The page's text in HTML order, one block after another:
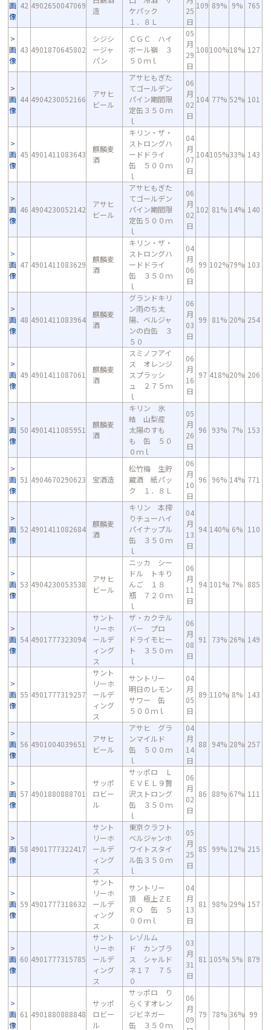
画
像
42 4902650047069
造
ケパック
１．８Ｌ
25
日
109 89% 9% 765
画
像
43 4901870645802
シジシ
ージャ
パン
ＣＧＣ ハイ
ボール嶺 ３
５０ｍｌ
05
月
29
日
108100%18% 127
画
像
44 4904230052166
アサヒ
ビール
アサヒもぎた
てゴールデン
パイン期間限
定缶３５０ｍ
ｌ
06
月
02
日
104 77% 52% 101
画
像
45 4901411083643
麒麟麦
酒
キリン・ザ・
ストロングハ
ードドライ
缶 ５００ｍ
ｌ
04
月
07
日
104105%33% 143
画
像
46 4904230052142
アサヒ
ビール
アサヒもぎた
てゴールデン
パイン期間限
定缶５００ｍ
ｌ
06
月
02
日
102 81% 14% 140
画
像
47 4901411083629
麒麟麦
酒
キリン・ザ・
ストロングハ
ードドライ
缶 ３５０ｍ
ｌ
04
月
06
日
99 102%79% 103
画
像
48 4901411083964
麒麟麦
酒
グランドキリ
ン雨のち太
陽、ベルジャ
ンの白缶 ３
５０
06
月
03
日
99 81% 20% 254
画
像
49 4901411087061
麒麟麦
酒
スミノフアイ
ス オレンジ
スプラッシ
ュ ２７５ｍ
ｌ
06
月
16
日
97 418%20% 206
画
像
50 4901411085951
麒麟麦
酒
キリン 氷
結 山梨産
太陽のすも
も 缶 ５０
０ｍｌ
05
月
26
日
96 93% 7% 153
画
像
51 4904670290623 宝酒造
松竹梅 生貯
蔵酒 紙パッ
ク １．８Ｌ
06
月
10
日
96 96% 14% 771
画
像
52 4901411082684
麒麟麦
酒
キリン 本搾
りチューハイ
パイナップル
缶 ３５０ｍ
ｌ
04
月
13
日
94 140% 6% 110
画
像
53 4904230053538
アサヒ
ビール
ニッカ シー
ドル トキり
んご １８
瓶 ７２０ｍ
ｌ
06
月
11
日
94 101% 7% 885
画
像
54 4901777323094
サント
リーホ
ールデ
ィング
ス
ザ・カクテル
バー プロ
ドライモヒー
ト ３５０ｍ
ｌ
06
月
08
日
91 73% 26% 149
画
像
55 4901777319257
サント
リーホ
ールデ
ィング
ス
サントリー
明日のレモン
サワー 缶
５００ｍｌ
04
月
05
日
89 110% 8% 143
画
像
56 4901004039651
アサヒ
ビール
アサヒ グラ
ンマイルド
缶 ５００ｍ
ｌ
04
月
14
日
88 94% 28% 257
画
像
57 4901880888701
サッポ
ロビー
ル
サッポロ Ｌ
ＥＶＥＬ９贅
沢ストロング
缶 ３５０ｍ
ｌ
06
月
02
日
86 88% 67% 111
画
像
58 4901777322417
サント
リーホ
ールデ
ィング
ス
東京クラフト
ベルジャンホ
ワイトスタイ
ル缶３５０ｍ
ｌ
05
月
25
日
85 99% 12% 215
画
像
59 4901777318632
サント
リーホ
ールデ
ィング
ス
サントリー
頂 極上ＺＥ
ＲＯ 缶 ５
００ｍｌ
04
月
13
日
81 98% 29% 157
画
像
60 4901777315785
サント
リーホ
ールデ
ィング
ス
レゾルム
ド カンブラ
ス シャルド
ネ１７ ７５
０
03
月
31
日
81 105% 5% 879
画
像
61 4901880888848
サッポ
ロビー
ル
サッポロ り
らくすオレン
ジビネガー
缶 ３５０ｍ
06
月
09
79 78% 36% 99